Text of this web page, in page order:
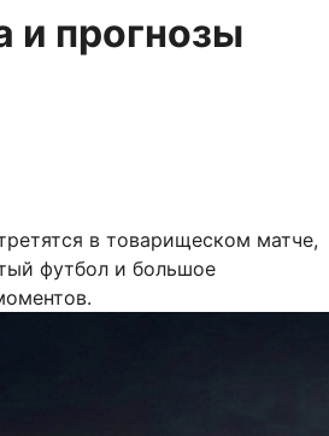
и прогнозы
в товарищеском матче,
футбол и большое